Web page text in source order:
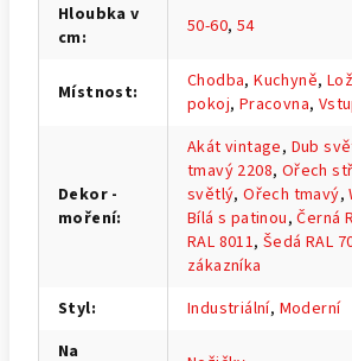
Hloubka v
cm: 50-60, 54
Místnost: Chodba,Kuchyně,
pokoj, Pracovna,
Dekor -
moření:
Akát vintage, Dub
tmavý 2208, Ořech
světlý,Ořech tmavý,
Bílá s patinou,Černá
RAL 8011,Šedá RAL
zákazníka
Styl: Industriální, Moderní
Na